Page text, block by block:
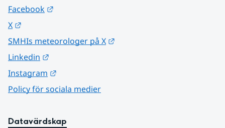
Facebook
X
SMHIs meteorologer på X
Linkedin
Instagram
Policy för sociala medier
Datavärdskap